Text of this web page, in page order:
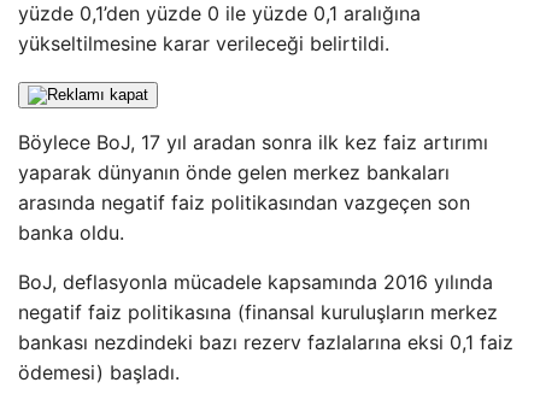
yüzde 0,1’den yüzde 0 ile yüzde 0,1 aralığına
yükseltilmesine karar verileceği belirtildi.
Böylece BoJ, 17 yıl aradan sonra ilk kez faiz artırımı
yaparak dünyanın önde gelen merkez bankaları
arasında negatif faiz politikasından vazgeçen son
banka oldu.
BoJ, deflasyonla mücadele kapsamında 2016 yılında
negatif faiz politikasına (finansal kuruluşların merkez
bankası nezdindeki bazı rezerv fazlalarına eksi 0,1 faiz
ödemesi) başladı.